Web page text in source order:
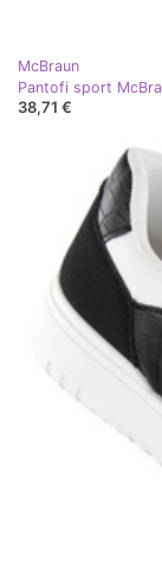
McBraun
Pantofi sport
38,71 €